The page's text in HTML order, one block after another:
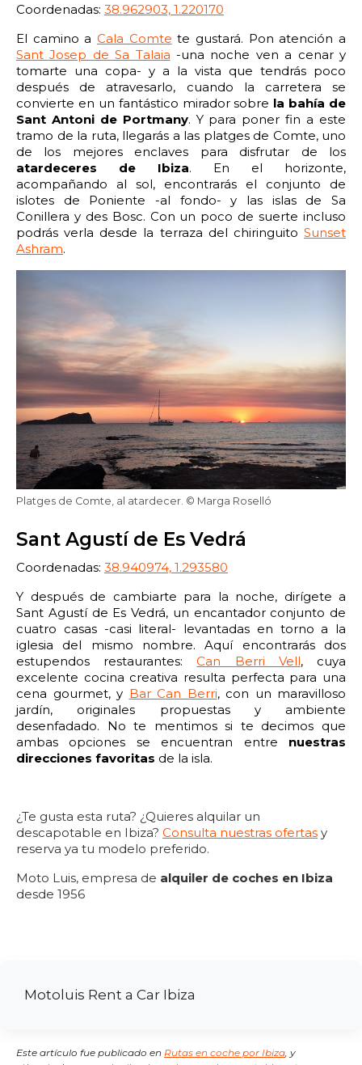
Coordenadas: 38.962903, 1.220170
El camino a Cala Comte te gustará. Pon atención a
Sant Josep de Sa Talaia -una noche ven a cenar y
tomarte una copa- y a la vista que tendrás poco
después de atravesarlo, cuando la carretera se
convierte en un fantástico mirador sobre la bahía de
Sant Antoni de Portmany. Y para poner fin a este
tramo de la ruta, llegarás a las platges de Comte, uno
de los mejores enclaves para disfrutar de los
atardeceres de Ibiza. En el horizonte,
acompañando al sol, encontrarás el conjunto de
islotes de Poniente -al fondo- y las islas de Sa
Conillera y des Bosc. Con un poco de suerte incluso
podrás verla desde la terraza del chiringuito Sunset
Ashram.
Platges de Comte, al atardecer. © Marga Roselló
Sant Agustí de Es Vedrá
Coordenadas: 38.940974, 1.293580
Y después de cambiarte para la noche, dirígete a
Sant Agustí de Es Vedrá, un encantador conjunto de
cuatro casas -casi literal- levantadas en torno a la
iglesia del mismo nombre. Aquí encontrarás dos
estupendos restaurantes:Can Berri Vell, cuya
excelente cocina creativa resulta perfecta para una
cena gourmet, y Bar Can Berri, con un maravilloso
jardín, originales propuestas y ambiente
desenfadado. No te mentimos si te decimos que
ambas opciones se encuentran entre nuestras
direcciones favoritas de la isla.
¿Te gusta esta ruta? ¿Quieres alquilar un
descapotable en Ibiza? Consulta nuestras ofertas y
reserva ya tu modelo preferido.
Moto Luis, empresa de alquiler de coches en Ibiza
desde 1956
Motoluis Rent a Car Ibiza
Este artículo fue publicado en Rutas en coche por Ibiza, y